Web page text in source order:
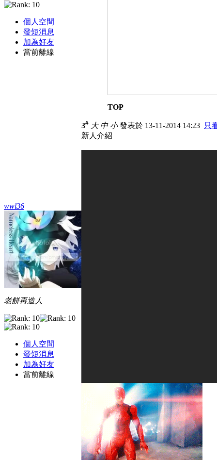
個人空間
發短消息
加為好友
當前離線
TOP
wwl36
老餅再造人
個人空間
發短消息
加為好友
當前離線
3# 大 中 小發表於 13-11-2014 14:23 只
新人介紹